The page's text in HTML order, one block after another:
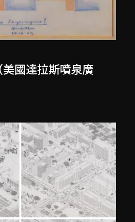
國達拉斯噴泉廣